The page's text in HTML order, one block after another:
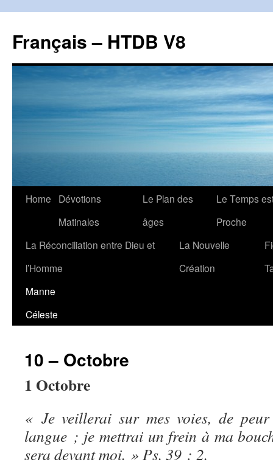
Français – HTDB V8
Skip
content
Home
Dévotions
Matinales
Le Plan des
âges
Le Temps
Proche
La Réconciliation entre Dieu et
l’Homme
La Nouvelle
Création
Manne
Céleste
10 – Octobre
1 Octobre
« Je veillerai sur mes voies, de
langue ; je mettrai un frein à ma
sera devant moi. » Ps. 39 : 2.